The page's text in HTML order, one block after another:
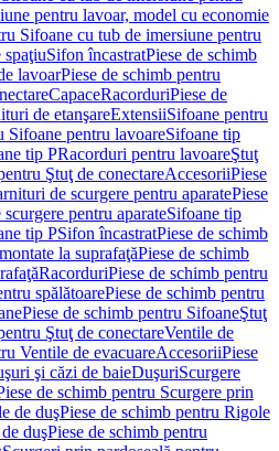
pentru lavoar, model cu economie
Sifoane cu tub de imersiune pentru
spaţiuSifon încastratPiese de schimb
lavoarPiese de schimb pentru
CapaceRacorduriPiese de
de etanşareExtensiiSifoane pentru
Sifoane pentru lavoareSifoane tip
tip PRacorduri pentru lavoareŞtuţ
Ştuţ de conectareAccesoriiPiese
de scurgere pentru aparatePiese
pentru aparateSifoane tip
tip PSifon încastratPiese de schimb
la suprafaţăPiese de schimb
RacorduriPiese de schimb pentru
spălătoarePiese de schimb pentru
Piese de schimb pentru SifoaneŞtuţ
Ştuţ de conectareVentile de
Ventile de evacuareAccesoriiPiese
şi căzi de baieDuşuriScurgere
de schimb pentru Scurgere prin
de duşPiese de schimb pentru Rigole
duşPiese de schimb pentru